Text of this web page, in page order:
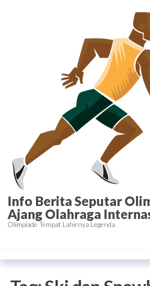
Info Berita Seputar
Ajang Olahraga
Olimpiade Tempat Lahirnya Legenda.